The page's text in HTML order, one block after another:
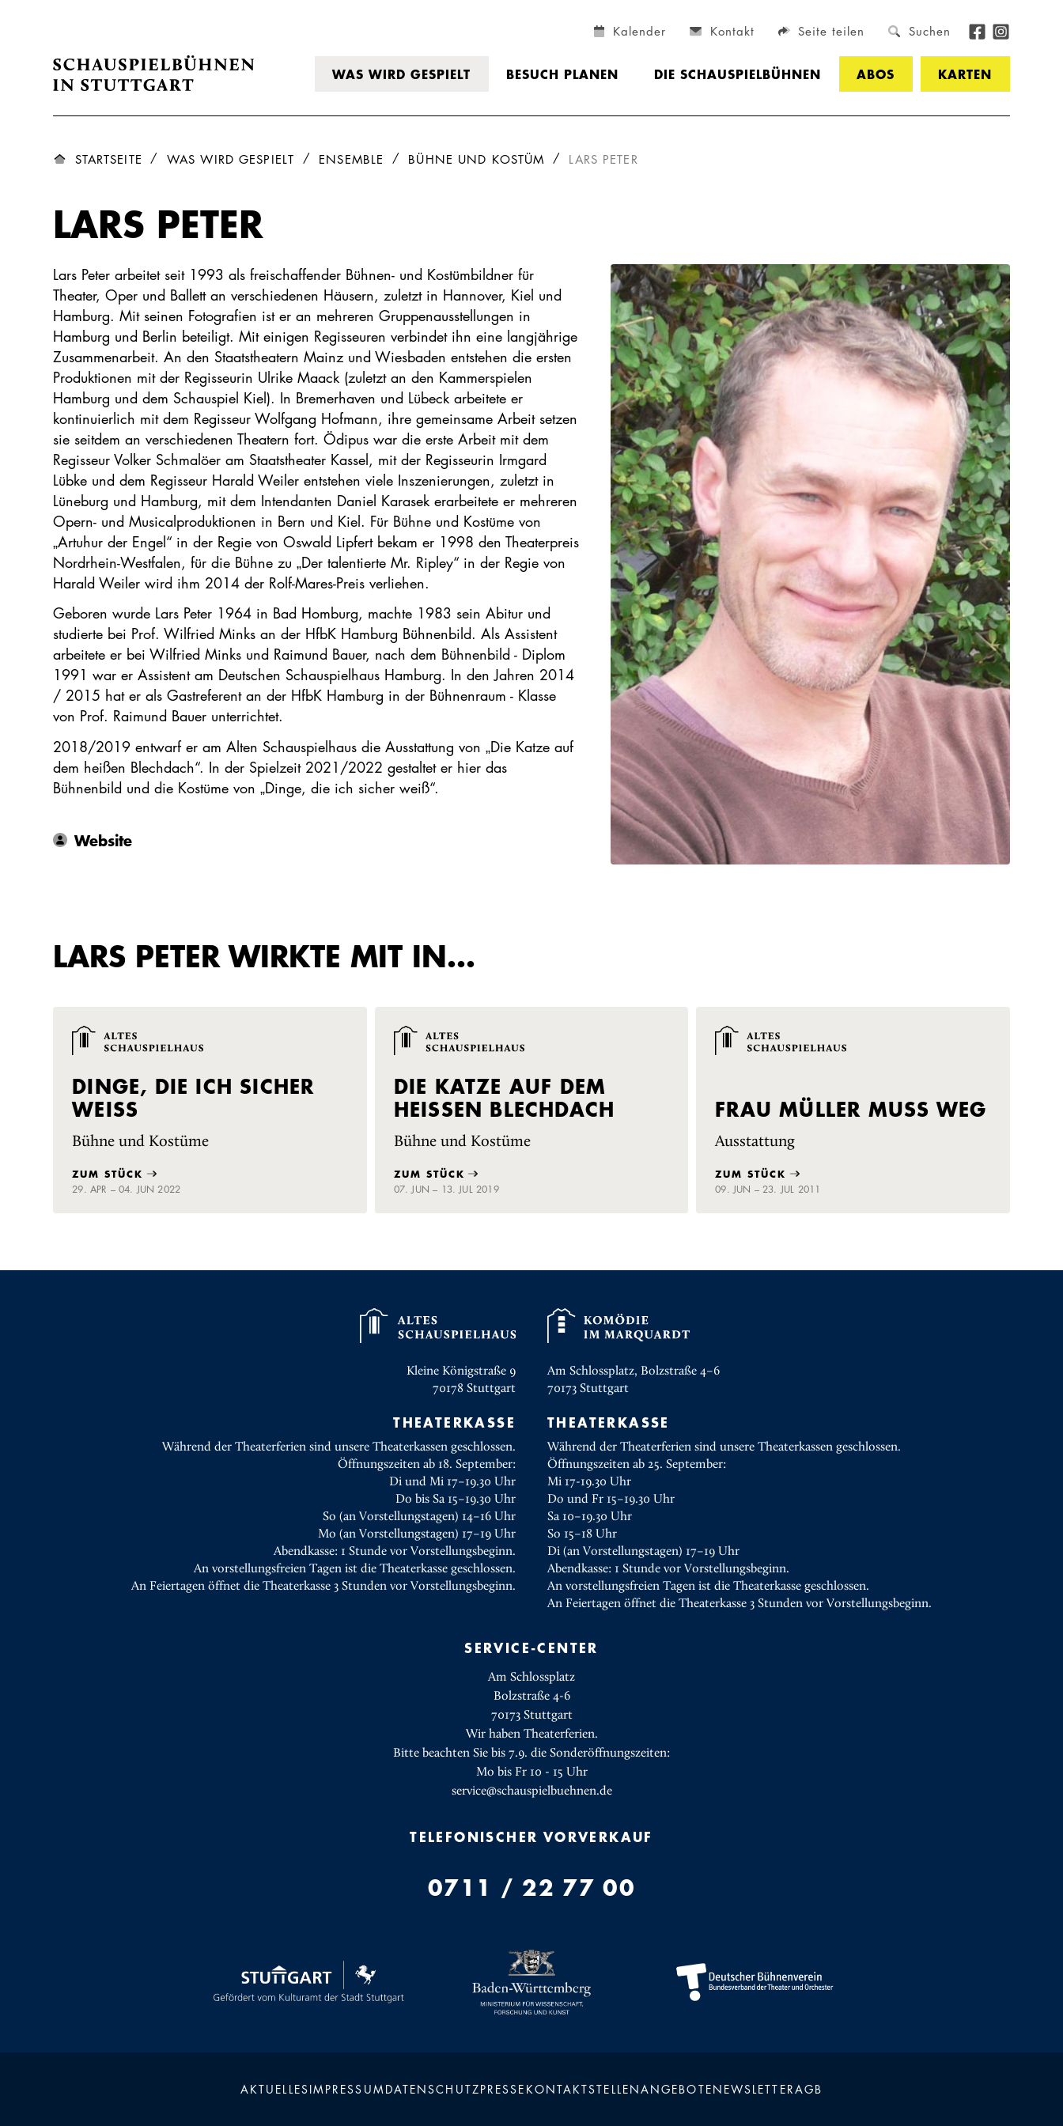
Kalender Kontakt Seite teilen Suchen
WAS WIRD GESPIELT BESUCH PLANEN DIE SCHAUSPIELBÜHNEN ABOS KARTEN
STARTSEITE WAS WIRD GESPIELT ENSEMBLE BÜHNE UND KOSTÜM LARS PETER
LARS PETER
Lars Peter arbeitet seit 1993 als freischaffender Bühnen- und Kostümbildner für
Theater, Oper und Ballett an verschiedenen Häusern, zuletzt in Hannover, Kiel und
Hamburg. Mit seinen Fotografien ist er an mehreren Gruppenausstellungen in
Hamburg und Berlin beteiligt. Mit einigen Regisseuren verbindet ihn eine langjährige
Zusammenarbeit. An den Staatstheatern Mainz und Wiesbaden entstehen die ersten
Produktionen mit der Regisseurin Ulrike Maack (zuletzt an den Kammerspielen
Hamburg und dem Schauspiel Kiel). In Bremerhaven und Lübeck arbeitete er
kontinuierlich mit dem Regisseur Wolfgang Hofmann, ihre gemeinsame Arbeit setzen
sie seitdem an verschiedenen Theatern fort. Ödipus war die erste Arbeit mit dem
Regisseur Volker Schmalöer am Staatstheater Kassel, mit der Regisseurin Irmgard
Lübke und dem Regisseur Harald Weiler entstehen viele Inszenierungen, zuletzt in
Lüneburg und Hamburg, mit dem Intendanten Daniel Karasek erarbeitete er mehreren
Opern- und Musicalproduktionen in Bern und Kiel. Für Bühne und Kostüme von
„Artuhur der Engel“ in der Regie von Oswald Lipfert bekam er 1998 den Theaterpreis
Nordrhein-Westfalen, für die Bühne zu „Der talentierte Mr. Ripley“ in der Regie von
Harald Weiler wird ihm 2014 der Rolf-Mares-Preis verliehen.
Geboren wurde Lars Peter 1964 in Bad Homburg, machte 1983 sein Abitur und
studierte bei Prof. Wilfried Minks an der HfbK Hamburg Bühnenbild. Als Assistent
arbeitete er bei Wilfried Minks und Raimund Bauer, nach dem Bühnenbild - Diplom
1991 war er Assistent am Deutschen Schauspielhaus Hamburg. In den Jahren 2014
/ 2015 hat er als Gastreferent an der HfbK Hamburg in der Bühnenraum - Klasse
von Prof. Raimund Bauer unterrichtet.
2018/2019 entwarf er am Alten Schauspielhaus die Ausstattung von „Die Katze auf
dem heißen Blechdach“. In der Spielzeit 2021/2022 gestaltet er hier das
Bühnenbild und die Kostüme von „Dinge, die ich sicher weiß“.
Website
LARS PETER WIRKTE MIT IN…
DINGE, DIE ICH SICHER
WEISS
Bühne und Kostüme
ZUM STÜCK
29. APR – 04. JUN 2022
DIE KATZE AUF DEM
HEISSEN BLECHDACH
Bühne und Kostüme
ZUM STÜCK
07. JUN – 13. JUL 2019
FRAU MÜLLER MUSS WEG
Ausstattung
ZUM STÜCK
09. JUN – 23. JUL 2011
Kleine Königstraße 9
70178 Stuttgart
THEATERKASSE
Während der Theaterferien sind unsere Theaterkassen geschlossen.
Öffnungszeiten ab 18. September:
Di und Mi 17–19.30 Uhr
Do bis Sa 15–19.30 Uhr
So (an Vorstellungstagen) 14–16 Uhr
Mo (an Vorstellungstagen) 17–19 Uhr
Abendkasse: 1 Stunde vor Vorstellungsbeginn.
An vorstellungsfreien Tagen ist die Theaterkasse geschlossen.
An Feiertagen öffnet die Theaterkasse 3 Stunden vor Vorstellungsbeginn.
Am Schlossplatz, Bolzstraße 4–6
70173 Stuttgart
THEATERKASSE
Während der Theaterferien sind unsere Theaterkassen geschlossen.
Öffnungszeiten ab 25. September:
Mi 17-19.30 Uhr
Do und Fr 15–19.30 Uhr
Sa 10–19.30 Uhr
So 15–18 Uhr
Di (an Vorstellungstagen) 17–19 Uhr
Abendkasse: 1 Stunde vor Vorstellungsbeginn.
An vorstellungsfreien Tagen ist die Theaterkasse geschlossen.
An Feiertagen öffnet die Theaterkasse 3 Stunden vor Vorstellungsbeginn.
SERVICE-CENTER
Am Schlossplatz
Bolzstraße 4-6
70173 Stuttgart
Wir haben Theaterferien.
Bitte beachten Sie bis 7.9. die Sonderöffnungszeiten:
Mo bis Fr 10 - 15 Uhr
service@schauspielbuehnen.de
TELEFONISCHER VORVERKAUF
0711 / 22 77 00
AKTUELLESIMPRESSUMDATENSCHUTZPRESSE KONTAKTSTELLENANGEBOTENEWSLETTERAGB